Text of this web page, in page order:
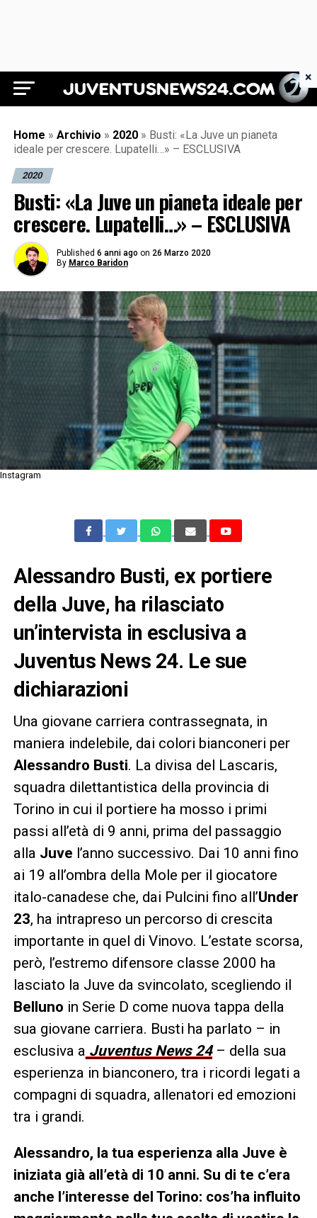
Juventus News 24
Home » Archivio » 2020 » Busti: «La Juve un pianeta
ideale per crescere. Lupatelli…» – ESCLUSIVA
2020
Busti: «La Juve un pianeta ideale per
crescere. Lupatelli…» – ESCLUSIVA
Published 6 anni ago on 26 Marzo 2020
By Marco Baridon
Instagram
Alessandro Busti, ex portiere
della Juve, ha rilasciato
un’intervista in esclusiva a
Juventus News 24. Le sue
dichiarazioni
Una giovane carriera contrassegnata, in
maniera indelebile, dai colori bianconeri per
Alessandro Busti. La divisa del Lascaris,
squadra dilettantistica della provincia di
Torino in cui il portiere ha mosso i primi
passi all’età di 9 anni, prima del passaggio
alla Juve l’anno successivo. Dai 10 anni fino
ai 19 all’ombra della Mole per il giocatore
italo-canadese che, dai Pulcini fino all’Under
23, ha intrapreso un percorso di crescita
importante in quel di Vinovo. L’estate scorsa,
però, l’estremo difensore classe 2000 ha
lasciato la Juve da svincolato, scegliendo il
Belluno in Serie D come nuova tappa della
sua giovane carriera. Busti ha parlato – in
esclusiva a Juventus News 24– della sua
esperienza in bianconero, tra i ricordi legati a
compagni di squadra, allenatori ed emozioni
tra i grandi.
Alessandro, la tua esperienza alla Juve è
iniziata già all’età di 10 anni. Su di te c’era
anche l’interesse del Torino: cos’ha influito
×